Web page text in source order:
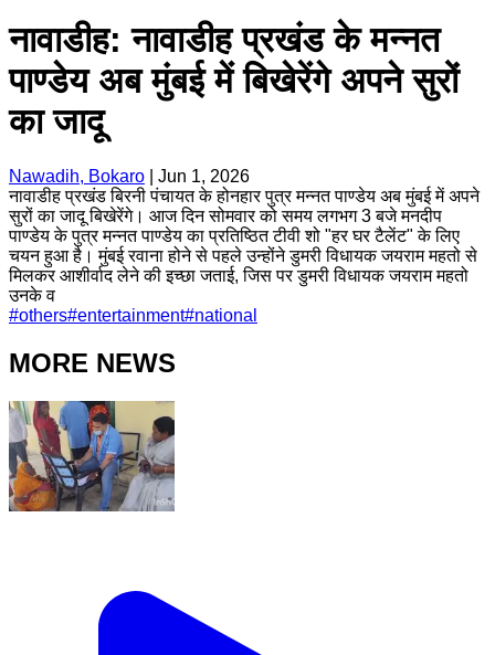
नावाडीह: नावाडीह प्रखंड के मन्नत
पाण्डेय अब मुंबई में बिखेरेंगे अपने सुरों
का जादू
Nawadih, Bokaro
Jun 1, 2026
नावाडीह प्रखंड बिरनी पंचायत के होनहार पुत्र मन्नत पाण्डेय अब मुंबई में अपने
सुरों का जादू बिखेरेंगे। आज दिन सोमवार को समय लगभग 3 बजे मनदीप
पाण्डेय के पुत्र मन्नत पाण्डेय का प्रतिष्ठित टीवी शो "हर घर टैलेंट" के लिए
चयन हुआ है। मुंबई रवाना होने से पहले उन्होंने डुमरी विधायक जयराम महतो से
मिलकर आशीर्वाद लेने की इच्छा जताई, जिस पर डुमरी विधायक जयराम महतो
उनके व
#others#entertainment#national
MORE NEWS